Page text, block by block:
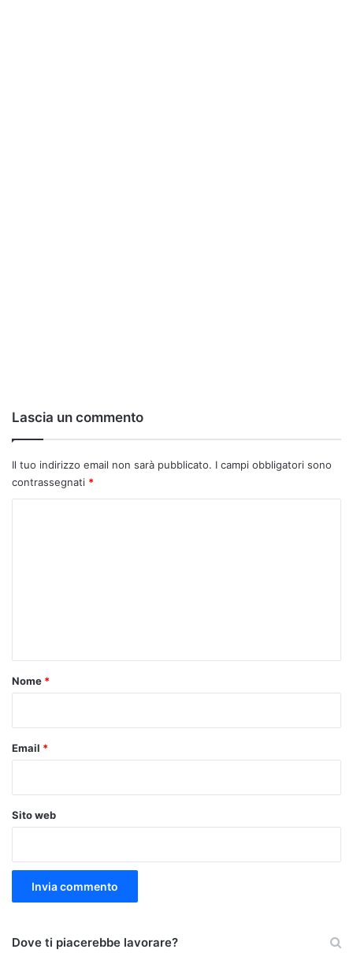
Lascia un commento
Il tuo indirizzo email non sarà pubblicato. I campi obbligatori sono
contrassegnati *
o
Nome *
Email *
Sito web
Dove ti piacerebbe lavorare?